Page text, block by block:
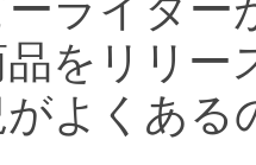
をリリー
よくある